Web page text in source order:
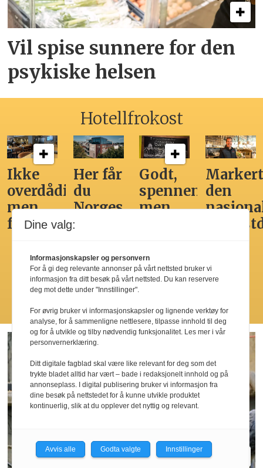
Vil spise sunnere for den
psykiske helsen
Hotellfrokost
Ikke
overdådig,
men
fristende
Her får
du
Norges
beste
Godt,
spennende,
men
by’n
den
Dine valg:
Informasjonskapsler og personvern
For å gi deg relevante annonser på vårt nettsted bruker vi
informasjon fra ditt besøk på vårt nettsted. Du kan reservere
deg mot dette under "Innstillinger".
For øvrig bruker vi informasjonskapsler og lignende verktøy for
analyse, for å sammenligne nettlesere, tilpasse innhold til deg
og for å utvikle og tilby nødvendig funksjonalitet. Les mer i vår
personvernerklæring.
Ditt digitale fagblad skal være like relevant for deg som det
trykte bladet alltid har vært – bade i redaksjonelt innhold og på
annonseplass. I digital publisering bruker vi informasjon fra
dine besøk på nettstedet for å kunne utvikle produktet
kontinuerlig, slik at du opplever det nyttig og relevant.
Avvis alle Godta valgte Innstillinger